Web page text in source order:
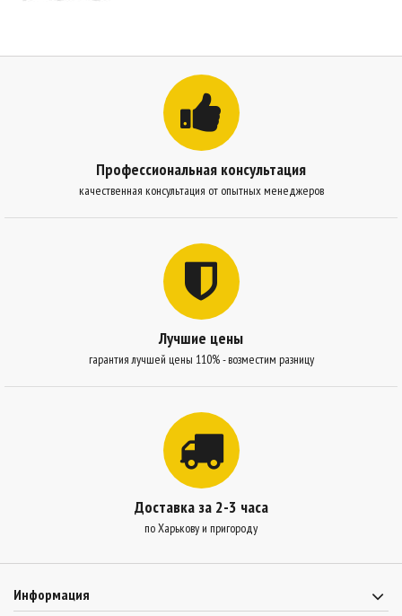
Профессиональная консультация
качественная консультация от опытных менеджеров
Лучшие цены
гарантия лучшей цены 110% - возместим разницу
Доставка за 2-3 часа
по Харькову и пригороду
Информация